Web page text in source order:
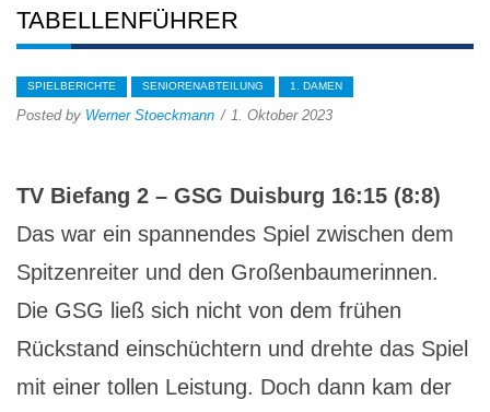
TABELLENFÜHRER
SPIELBERICHTE SENIORENABTEILUNG 1. DAMEN
Posted by Werner Stoeckmann 1. Oktober 2023
TV Biefang 2 – GSG Duisburg 16:15 (8:8)
Das war ein spannendes Spiel zwischen dem
Spitzenreiter und den Großenbaumerinnen.
Die GSG ließ sich nicht von dem frühen
Rückstand einschüchtern und drehte das Spiel
mit einer tollen Leistung. Doch dann kam der